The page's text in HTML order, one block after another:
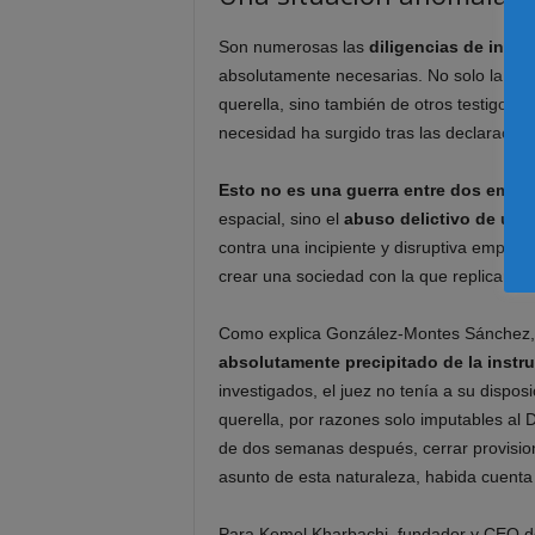
Son numerosas las diligencias de
absolutamente necesarias. No solo la
querella, sino también de otros testigos
necesidad ha surgido tras las
Esto no es una guerra entre dos
espacial, sino el abuso delictivo de
contra una incipiente y disruptiva
crear una sociedad con la que replicar el
Como explica González-Montes
absolutamente precipitado de la
investigados, el juez no tenía a su
querella, por razones solo imputables al
de dos semanas después, cerrar
asunto de esta naturaleza, habida